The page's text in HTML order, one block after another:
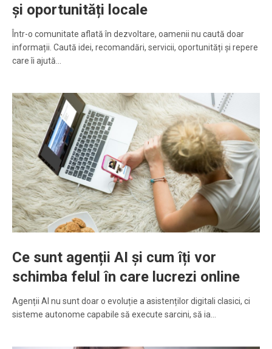
și oportunități locale
Într-o comunitate aflată în dezvoltare, oamenii nu caută doar
informații. Caută idei, recomandări, servicii, oportunități și repere
care îi ajută…
Ce sunt agenții AI și cum îți vor
schimba felul în care lucrezi online
Agenții AI nu sunt doar o evoluție a asistenților digitali clasici, ci
sisteme autonome capabile să execute sarcini, să ia…